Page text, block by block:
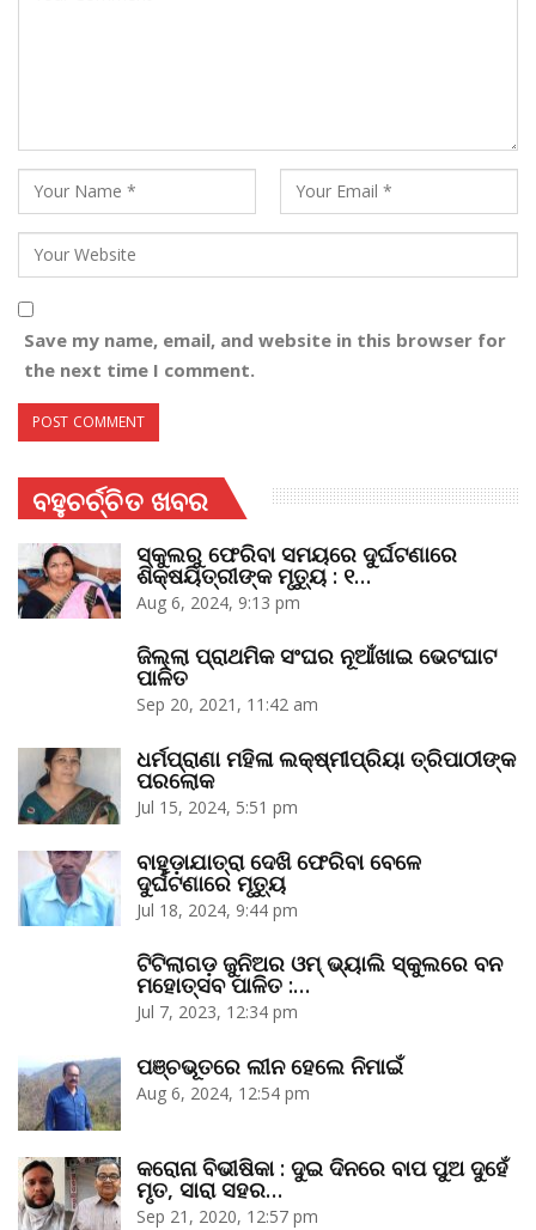
Save my name, email, and website in this browser for
the next time I comment.
ବହୁଚର୍ଚ୍ଚିତ ଖବର
ସ୍କୁଲରୁ ଫେରିବା ସମୟରେ ଦୁର୍ଘଟଣାରେ
ଶିକ୍ଷୟିତ୍ରୀଙ୍କ ମୃତ୍ୟୁ : ୧…
Aug 6, 2024, 9:13 pm
ଜିଲ୍ଲା ପ୍ରାଥମିକ ସଂଘର ନୂଆଁଖାଇ ଭେଟଘାଟ
ପାଳିତ
Sep 20, 2021, 11:42 am
ଧର୍ମପ୍ରାଣା ମହିଳା ଲକ୍ଷ୍ମୀପ୍ରିୟା ତ୍ରିପାଠୀଙ୍କ
ପରଲୋକ
Jul 15, 2024, 5:51 pm
ବାହୁଡ଼ାଯାତ୍ରା ଦେଖି ଫେରିବା ବେଳେ
ଦୁର୍ଘଟଣାରେ ମୃତ୍ୟୁ
Jul 18, 2024, 9:44 pm
ଟିଟିଲାଗଡ଼ ଜୁନିଅର ଓମ୍‌ ଭ୍ୟାଲି ସ୍କୁଲରେ ବନ
ମହୋତ୍ସବ ପାଳିତ :…
Jul 7, 2023, 12:34 pm
ପଞ୍ଚଭୂତରେ ଲୀନ ହେଲେ ନିମାଇଁ
Aug 6, 2024, 12:54 pm
କରୋନା ବିଭୀଷିକା : ଦୁଇ ଦିନରେ ବାପ ପୁଅ ଦୁହେଁ
ମୃତ, ସାରା ସହର…
Sep 21, 2020, 12:57 pm